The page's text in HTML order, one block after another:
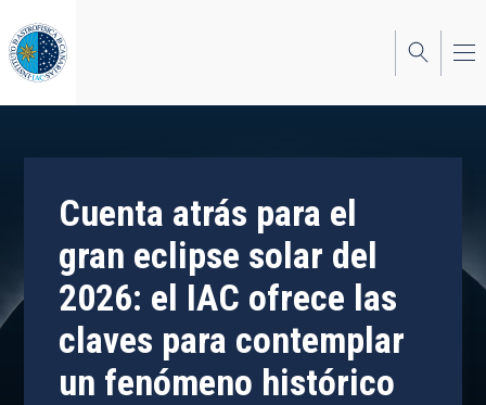
al
contenido
principal
Cuenta atrás para el
gran eclipse solar del
2026: el IAC ofrece las
claves para contemplar
un fenómeno histórico